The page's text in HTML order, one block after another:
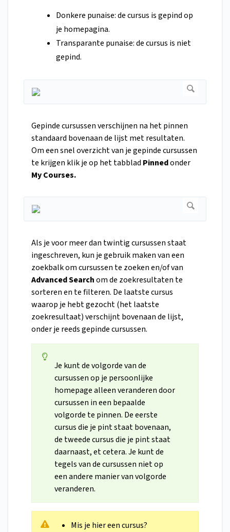
Donkere punaise: de cursus is gepind op
je homepagina.
Transparante punaise: de cursus is niet
gepind.
Gepinde cursussen verschijnen na het pinnen
standaard bovenaan de lijst met resultaten.
Om een snel overzicht van je gepinde cursussen
te krijgen klik je op het tabblad Pinnedonder
My Courses.
Als je voor meer dan twintig cursussen staat
ingeschreven, kun je gebruik maken van een
zoekbalk om cursussen te zoeken en/of van
Advanced Searchom de zoekresultaten te
sorteren en te filteren. De laatste cursus
waarop je hebt gezocht (het laatste
zoekresultaat) verschijnt bovenaan de lijst,
onder je reeds gepinde cursussen.
Je kunt de volgorde van de
cursussen op je persoonlijke
homepage alleen veranderen door
cursussen in een bepaalde
volgorde te pinnen. De eerste
cursus die je pint staat bovenaan,
de tweede cursus die je pint staat
daarnaast, et cetera. Je kunt de
tegels van de cursussen niet op
een andere manier van volgorde
veranderen.
Mis je hier een cursus?